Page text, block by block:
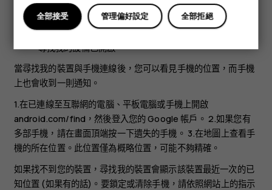
在 Google Play 上可見
位置已開啟
尋找我的設備已開啟
當尋找我的裝置與手機連線後，您可以看見手機的位置，而手機
上也會收到一則通知。
1.在已連線至互聯網的電腦、平板電腦或手機上開啟
android.com/find，然後登入您的 Google 帳戶。 2.如果您有
多部手機，請在畫面頂端按一下遺失的手機。 3.在地圖上查看手
機的所在位置。此位置僅為概略位置，可能不夠精確。
如果找不到您的裝置，尋找我的裝置會顯示該裝置最近一次的已
知位置 (如果有的話)。要鎖定或清除手機，請依照網站上的指示
全部拒絕
管理偏好設定
全部接受